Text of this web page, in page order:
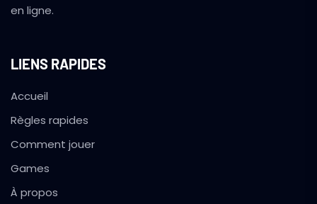
en ligne.
LIENS RAPIDES
Accueil
Règles rapides
Comment jouer
Games
À propos